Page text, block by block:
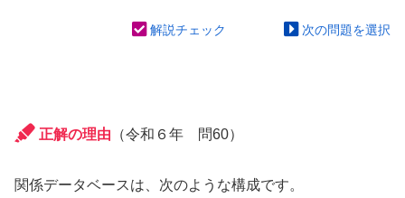
解説チェック 次の問題を選択
正解の理由 （令和６年 問60）
関係データベースは、次のような構成です。